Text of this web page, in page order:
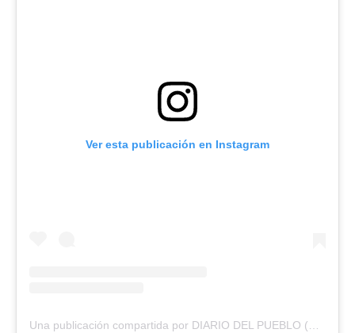
Ver esta publicación en Instagram
Una publicación compartida por DIARIO DEL PUEBLO (@diariodlpueblo)